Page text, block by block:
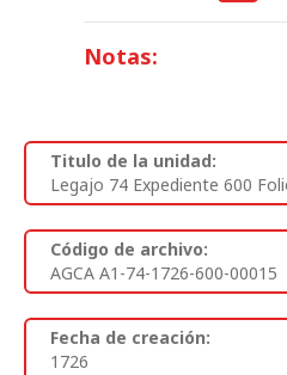
Notas:
Titulo de la unidad:
Legajo 74 Expediente 600
Código de archivo:
AGCA A1-74-1726-600-00015
Fecha de creación:
1726